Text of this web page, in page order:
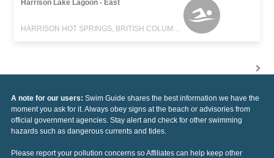
Harrison Lake Lagoon - East
HARRISON HOT SPRINGS, BRITISH COLUMBIA
A note for our users: Swim Guide shares the best information we have the
moment you ask for it. Always obey signs at the beach or advisories from
official government agencies. Stay alert and check for other swimming
hazards such as dangerous currents and tides.
Please report your pollution concerns so Affiliates can help keep other